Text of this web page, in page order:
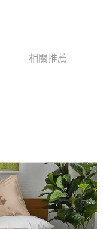
結帳。
連結，可透過四大超商／
易完成。
有效，需透過AFTEE先享
頁面顯示為準，若有關於
請聯繫「AFTEE先享後付
support/home
相關推薦